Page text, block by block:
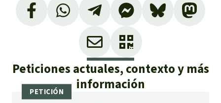
Peticiones actuales, contexto y más
información